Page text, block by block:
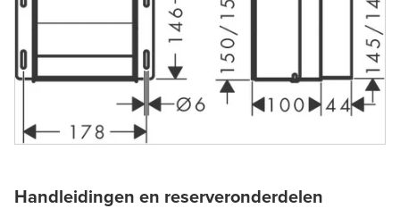
Handleidingen en reserveronderdelen